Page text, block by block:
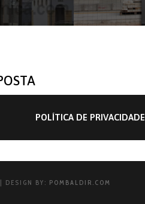
BY: POMBALDIR.COM
POLÍTICA DE PRIVACIDADE